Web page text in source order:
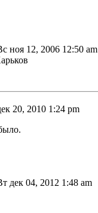
ноя 12, 2006 12:50 am
20, 2010 1:24 pm
дек 04, 2012 1:48 am